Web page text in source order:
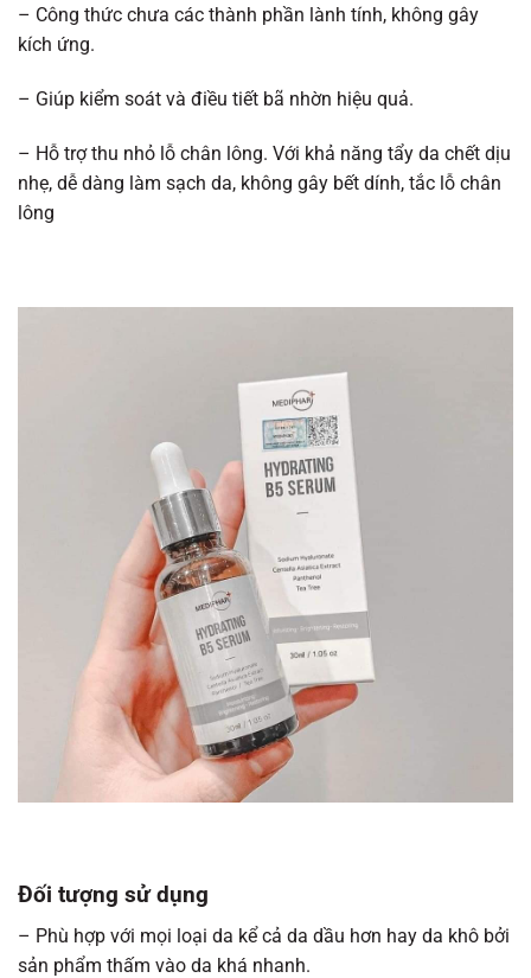
– Công thức chưa các thành phần lành tính, không gây
kích ứng.
– Giúp kiểm soát và điều tiết bã nhờn hiệu quả.
– Hỗ trợ thu nhỏ lỗ chân lông. Với khả năng tẩy da chết dịu
nhẹ, dễ dàng làm sạch da, không gây bết dính, tắc lỗ chân
lông
Đối tượng sử dụng
– Phù hợp với mọi loại da kể cả da dầu hơn hay da khô bởi
sản phẩm thấm vào da khá nhanh.